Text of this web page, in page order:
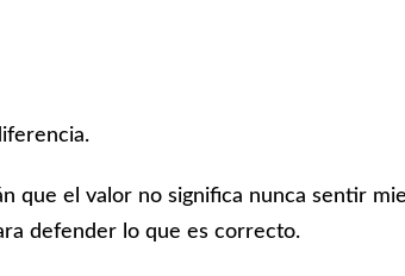
que el valor no significa nunca sentir
defender lo que es correcto.